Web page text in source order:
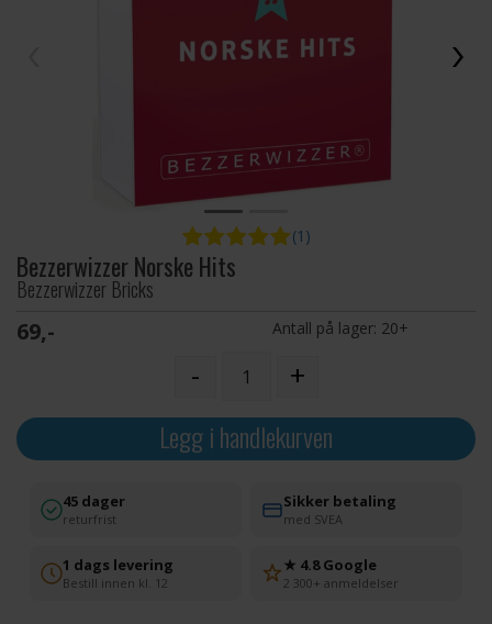
(1)
Bezzerwizzer Norske Hits
Bezzerwizzer Bricks
69,- Antall på lager: 20+
- +
Legg i handlekurven
45 dager
returfrist
Sikker betaling
med SVEA
1 dags levering
Bestill innen kl. 12
★ 4.8 Google
2 300+ anmeldelser